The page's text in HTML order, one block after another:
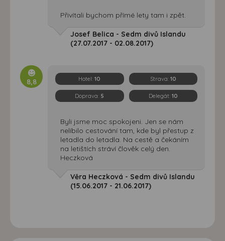
Přivítali bychom přímé lety tam i zpět.
Josef Belica - Sedm divů Islandu
(27.07.2017 - 02.08.2017)
8,8 Hotel:10 Strava: 10
Doprava: 5 Delegát: 10
Byli jsme moc spokojeni. Jen se nám
nelíbilo cestování tam, kde byl přestup z
letadla do letadla. Na cestě a čekáním
na letištích stráví člověk celý den.
Heczková
Věra Heczková - Sedm divů Islandu
(15.06.2017 - 21.06.2017)